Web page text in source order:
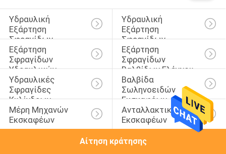
Υδραυλική
Εξάρτηση
Σφραγίδων
Κυλίνδρων
Υδραυλική
Εξάρτηση
Σφραγίδων
Διακοπτών
Εξάρτηση
Σφραγίδων
Υδραυλικών
Αντλιών
Εξάρτηση
Σφραγίδων
Βαλβίδων Ελέγχου
Υδραυλικές
Σφραγίδες
Κυλίνδρων
Βαλβίδα
Σωληνοειδών
Εκσκαφέων
Μέρη Μηχανών
Εκσκαφέων
Ανταλλακτικά
Εκσκαφέων
Αίτηση κράτησης